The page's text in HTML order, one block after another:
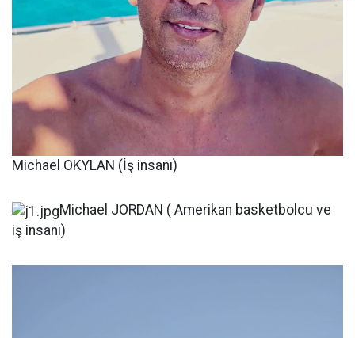
Michael OKYLAN (İş insanı)
Michael JORDAN ( Amerikan basketbolcu ve
iş insanı)